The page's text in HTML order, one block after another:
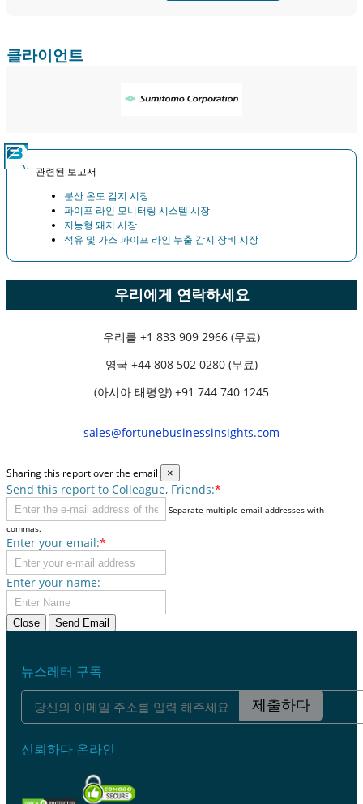
클라이언트
관련된 보고서
분산 온도 감지 시장
파이프 라인 모니터링 시스템 시장
지능형 돼지 시장
석유 및 가스 파이프 라인 누출 감지 장비 시장
우리에게 연락하세요
우리를 +1 833 909 2966 (무료)
영국 +44 808 502 0280 (무료)
(아시아 태평양) +91 744 740 1245
sales@fortunebusinessinsights.com
Sharing this report over the email ×
Send this report to Colleague, Friends:*
Separate multiple email addresses with
commas.
Enter your email:*
Enter your name:
Close Send Email
뉴스레터 구독
제출하다
신뢰하다 온라인